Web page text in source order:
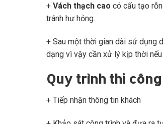
+ Vách thạch cao có cấu tạo
tránh hư hỏng.
+ Sau một thời gian dài sử dụng
dạng vì vậy cần xử lý kịp thời
Quy trình thi
+ Tiếp nhận thông tin khách